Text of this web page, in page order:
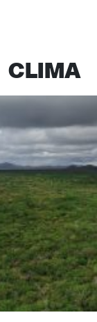
CLIMA